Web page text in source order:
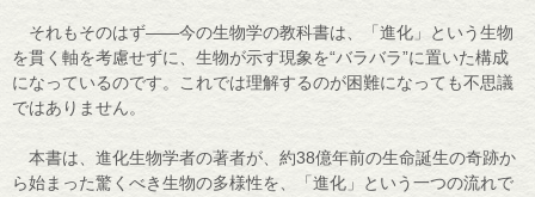
それもそのはず――今の生物学の教科書は、「進化」という生物
を貫く軸を考慮せずに、生物が示す現象を“バラバラ”に置いた構成
になっているのです。これでは理解するのが困難になっても不思議
ではありません。
本書は、進化生物学者の著者が、約38億年前の生命誕生の奇跡か
ら始まった驚くべき生物の多様性を、「進化」という一つの流れで